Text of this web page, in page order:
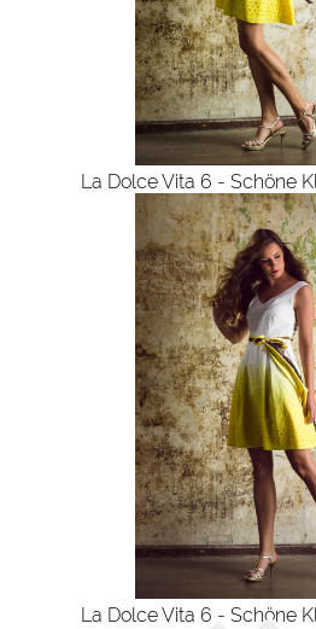
La Dolce Vita 6 - Schöne
La Dolce Vita 6 - Schöne